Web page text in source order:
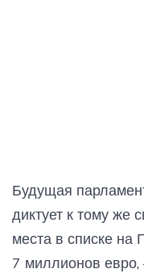
Будущая
диктует к тому же
места в списке на
7 миллионов